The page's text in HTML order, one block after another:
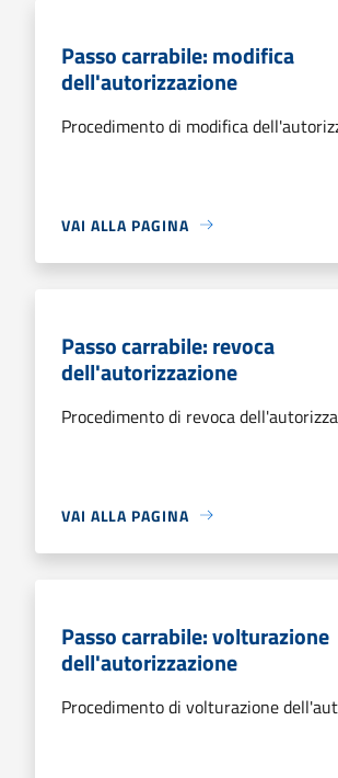
Passo carrabile: modifica
dell'autorizzazione
Procedimento di modifica
VAI ALLA PAGINA
Passo carrabile: revoca
dell'autorizzazione
Procedimento di revoca
VAI ALLA PAGINA
Passo carrabile: volturazione
dell'autorizzazione
Procedimento di volturazione